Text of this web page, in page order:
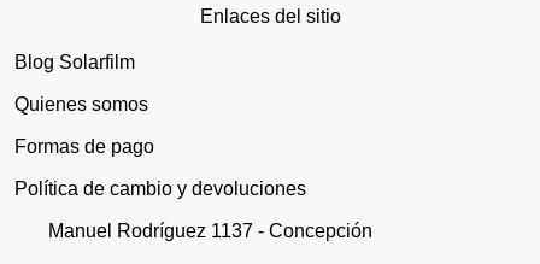
Enlaces del sitio
Blog Solarfilm
Quienes somos
Formas de pago
Política de cambio y devoluciones
Manuel Rodríguez 1137 - Concepción